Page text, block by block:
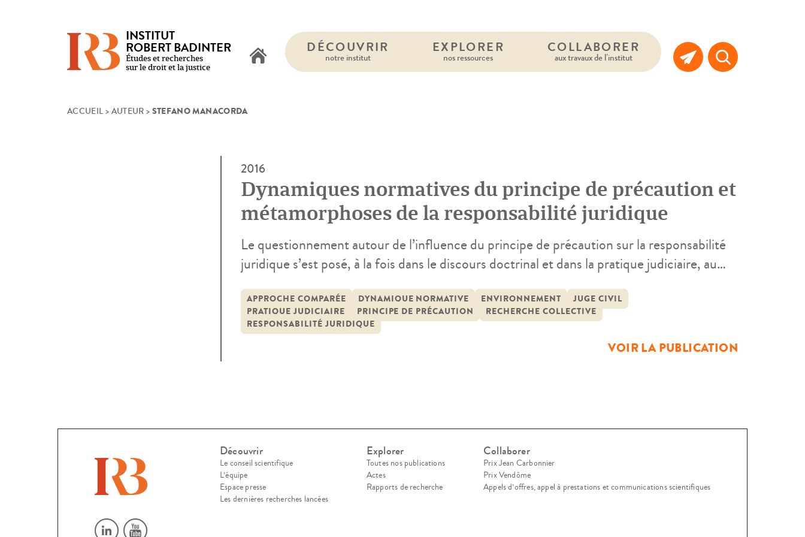
INSTITUT
ROBERT BADINTER
Études et recherches
sur le droit et la justice
DÉCOUVRIR
notre institut
EXPLORER
nos ressources
COLLABORER
aux travaux de l’institut
ACCUEIL > AUTEUR > STEFANO MANACORDA
2016
Dynamiques normatives du principe de précaution et
métamorphoses de la responsabilité juridique
Le questionnement autour de l’influence du principe de précaution sur la responsabilité
juridique s’est posé, à la fois dans le discours doctrinal et dans la pratique judiciaire, au
entraine pour l’environnement et le vivant. Face à une croissante demande répressive et
indemnitaire provenant du corps […]
APPROCHE COMPARÉE DYNAMIQUE NORMATIVE ENVIRONNEMENT
JUGE CIVIL
PRATIQUE JUDICIAIRE
PRINCIPE DE PRÉCAUTION
RECHERCHE COLLECTIVE
RESPONSABILITÉ JURIDIQUE
VOIR LA PUBLICATION
Découvrir
Le conseil scientifique
L’équipe
Espace presse
Les dernières recherches lancées
Explorer
Toutes nos publications
Actes
Rapports de recherche
Collaborer
Prix Jean Carbonnier
Prix Vendôme
Appels d’offres, appel à prestations et communications scientifiques